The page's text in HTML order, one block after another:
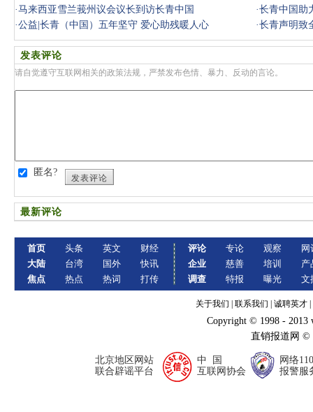
·马来西亚雪兰莪州议会议长到访长青中国 ·长青中国助
·公益|长青（中国）五年坚守 爱心助残暖人心 ·长青声明致
发表评论
请自觉遵守互联网相关的政策法规，严禁发布色情、暴力、反动的言论。
匿名?
发表评论
最新评论
首页
大陆
焦点
头条
台湾
热点
英文
国外
热词
财经
快讯
打传
评论
企业
调查
专论
慈善
特报
观察
培训
曝光
网
产
文
关于我们 联系我们 诚聘英才
Copyright © 1998 - 2013
直销报道网
北京地区网站
联合辟谣平台
中 国
互联网协会
网络110
报警服